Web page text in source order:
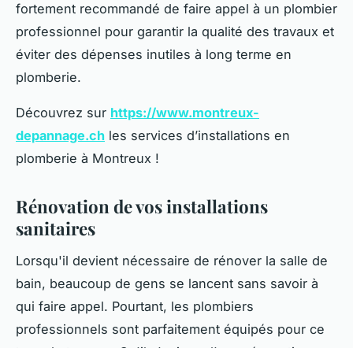
fortement recommandé de faire appel à un plombier
professionnel pour garantir la qualité des travaux et
éviter des dépenses inutiles à long terme en
plomberie.
Découvrez sur https://www.montreux-
depannage.ch les services d’installations en
plomberie à Montreux !
Rénovation de vos installations
sanitaires
Lorsqu'il devient nécessaire de rénover la salle de
bain, beaucoup de gens se lancent sans savoir à
qui faire appel. Pourtant, les plombiers
professionnels sont parfaitement équipés pour ce